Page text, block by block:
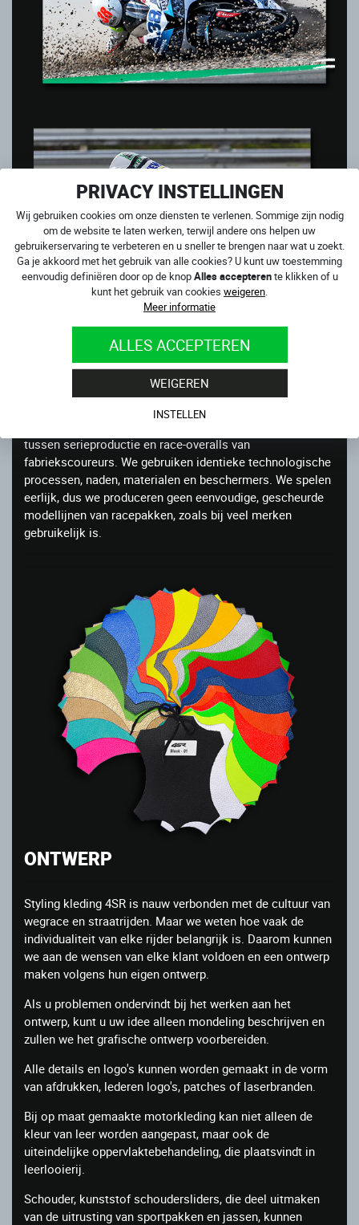
PRIVACY INSTELLINGEN
Wij gebruiken cookies om onze diensten te verlenen. Sommige zijn nodig
om de website te laten werken, terwijl andere ons helpen uw
gebruikerservaring te verbeteren en u sneller te brengen naar wat u zoekt.
Ga je akkoord met het gebruik van alle cookies? U kunt uw toestemming
eenvoudig definiëren door op de knopAlles accepterente klikken of u
kunt het gebruik van cookies weigeren.
Meer informatie
ALLES ACCEPTEREN
WEIGEREN
INSTELLEN
WIJ ZIJN EERLIJK
We houden niet van het idee dat wereldracers
topproductie dragen die een gewone motorrijder niet kan
tussen serieproductie en race-overalls van
fabriekscoureurs. We gebruiken identieke technologische
processen, naden, materialen en beschermers. We spelen
eerlijk, dus we produceren geen eenvoudige, gescheurde
modellijnen van racepakken, zoals bij veel merken
gebruikelijk is.
ONTWERP
Styling kleding 4SR is nauw verbonden met de cultuur van
wegrace en straatrijden. Maar we weten hoe vaak de
individualiteit van elke rijder belangrijk is. Daarom kunnen
we aan de wensen van elke klant voldoen en een ontwerp
maken volgens hun eigen ontwerp.
Als u problemen ondervindt bij het werken aan het
ontwerp, kunt u uw idee alleen mondeling beschrijven en
zullen we het grafische ontwerp voorbereiden.
Alle details en logo's kunnen worden gemaakt in de vorm
van afdrukken, lederen logo's, patches of laserbranden.
Bij op maat gemaakte motorkleding kan niet alleen de
kleur van leer worden aangepast, maar ook de
uiteindelijke oppervlaktebehandeling, die plaatsvindt in
leerlooierij.
Schouder, kunststof schoudersliders, die deel uitmaken
van de uitrusting van sportpakken en jassen, kunnen